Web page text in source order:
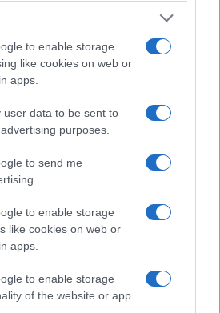
to enable storage
like cookies on web or
apps.
user data to be sent to
purposes.
to send me
to enable storage
like cookies on web or
apps.
to enable storage
of the website or app.
μμ
προσωρινοί πίνακες
πρόσληψη
μια
Συνεχίζονται οι